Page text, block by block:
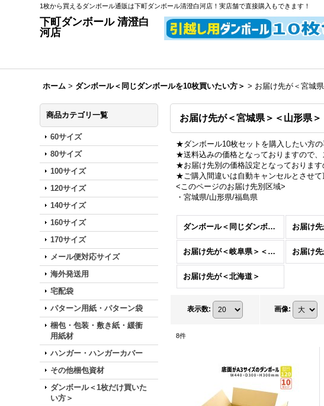
1枚から買えるダンボール通販は下町ダンボール清澄白河店！実店舗で直接購入もできます！
下町ダンボール 清澄白
河店
ホーム > ダンボール＜同じダンボールを10枚買いたい方＞ > お届け先が＜宮城
商品カテゴリ一覧
60サイズ
80サイズ
100サイズ
120サイズ
140サイズ
160サイズ
170サイズ
メール便対応サイズ
海外発送用
宅配袋
パターン用紙・パターン袋
梱包・包装・敷き紙・緩衝
用紙材
ハンガー・ハンガーカバー
その他梱包資材
ダンボール＜1枚だけ買いた
い方＞
お届け先が＜宮城県＞＜山形県＞
★ダンボール10枚セットを購入したい方の
★送料込みの価格となっておりますので、
★お届け先別の価格設定となっております
★ご購入間違いは自動キャンセルとさせて
<このページのお届け先別区域>
・宮城県/山形県/福島県
ダンボール＜同じダンボールを10枚買いたい方＞ (全商品)
お届け先が＜岐阜県＞＜静岡県＞＜愛知県＞＜三重県＞
お届け先が＜北海道＞
表示数: 画像:
8件